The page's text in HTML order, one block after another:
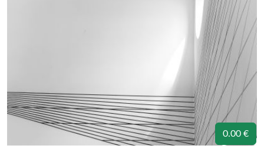
0.00 €